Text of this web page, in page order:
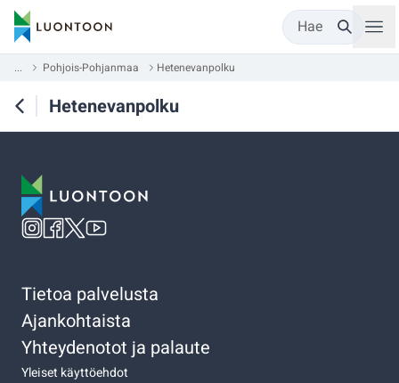
Hae
... Pohjois-Pohjanmaa Hetenevanpolku
Hetenevanpolku
Tietoa palvelusta
Ajankohtaista
Yhteydenotot ja palaute
Yleiset käyttöehdot